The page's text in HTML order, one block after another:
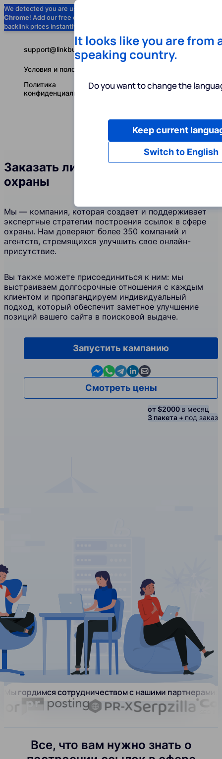
We detected you are using
Chrome! Add our free extension to check
backlink prices instantly as you browse.
Услуги
Русский
support@linkbuilder.com
Условия и положения
Политика
конфиденциальности
Заказать линкбилдинг в сфере
охраны
Мы — компания, которая создает и поддерживает
экспертные стратегии построения ссылок в сфере
охраны. Нам доверяют более 350 компаний и
агентств, стремящихся улучшить свое онлайн-
присутствие.
Вы также можете присоединиться к ним: мы
выстраиваем долгосрочные отношения с каждым
клиентом и пропагандируем индивидуальный
подход, который обеспечит заметное улучшение
позиций вашего сайта в поисковой выдаче.
Запустить кампанию
Contact us in Messenger
Contact us in WhatsApp
Contact us in Telegram
Contact us in Linkedin
Contact us by email
Смотреть цены
от $2000 в месяц
3 пакета + под заказ
Мы гордимся сотрудничеством с нашими партнерами:
Все, что вам нужно знать о
It looks like you are from
speaking country.
Do you want to change the
Switch to English
Keep current